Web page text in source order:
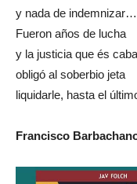
y nada de indemnizar…
Fueron años de lucha
y la justicia que és
obligó al soberbio jeta
liquidarle, hasta el
Francisco